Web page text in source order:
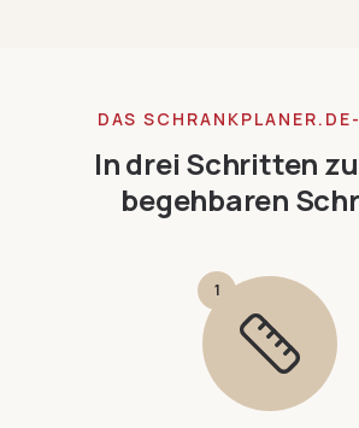
DAS
In drei Schritten
begehbaren
1